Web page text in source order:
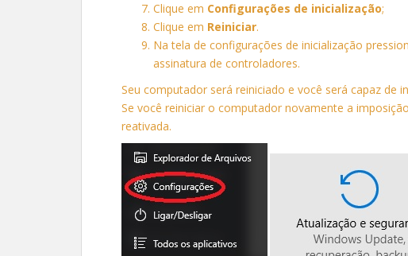
Clique em Configurações de inicialização;
Clique em Reiniciar.
Na tela de configurações de inicialização
assinatura de controladores.
Seu computador será reiniciado e você será capaz de
Se você reiniciar o computador novamente a
reativada.